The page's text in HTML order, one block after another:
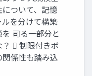
ついて、記憶
を分けて構築
司る一部分と
 制限付きボ
係性も踏み込